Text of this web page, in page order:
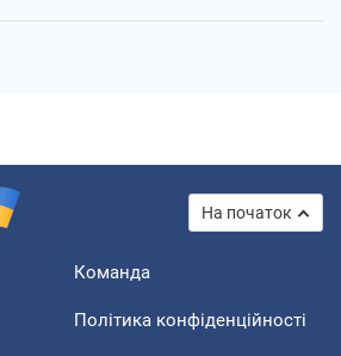
На початок
Команда
Політика конфіденційності